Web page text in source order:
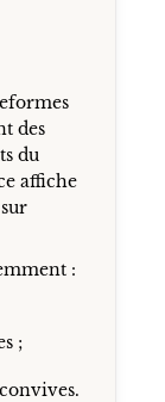
des
du
affiche
:
;